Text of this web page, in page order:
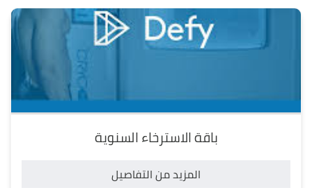
باقة الاسترخاء السنوية
المزيد من التفاصيل